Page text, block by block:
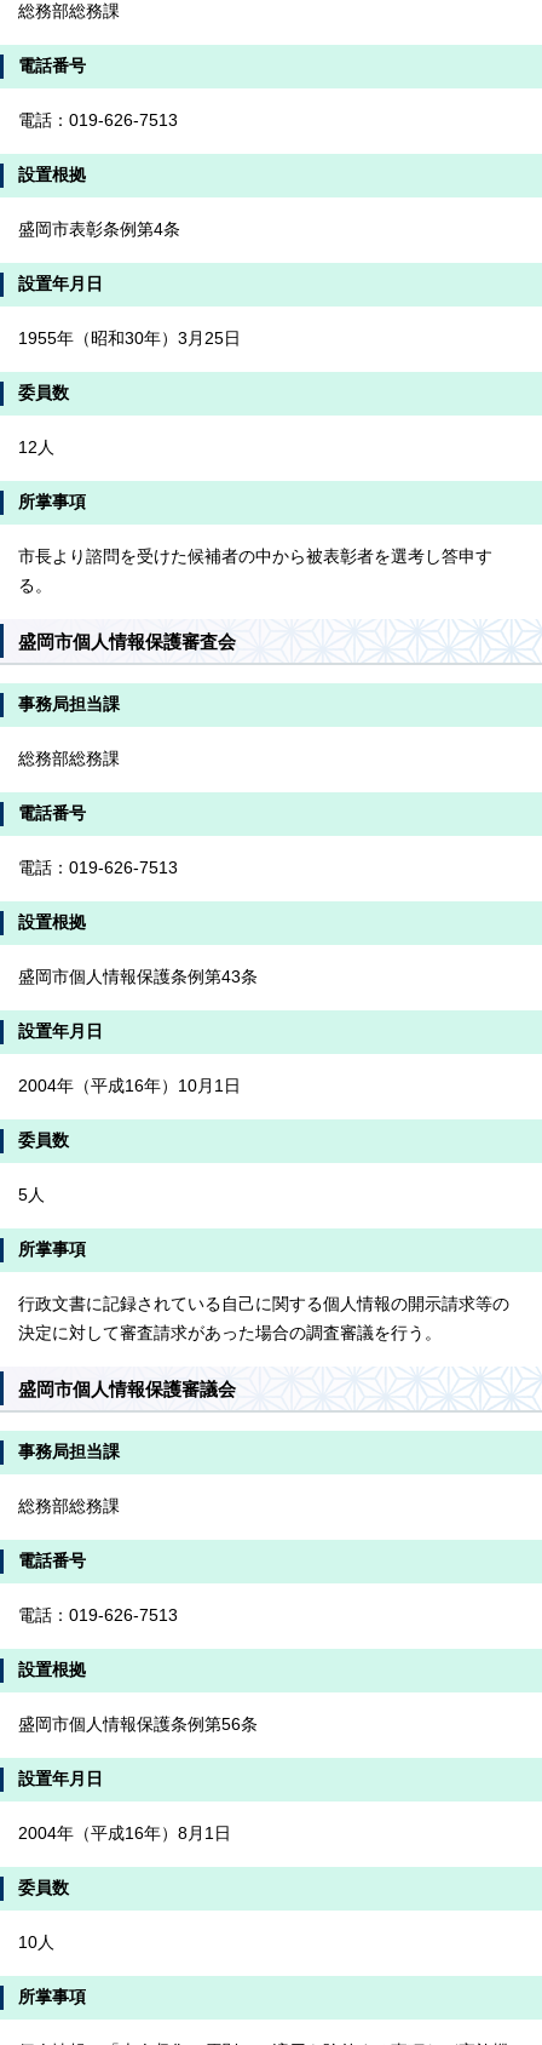
総務部総務課
電話番号
電話：019-626-7513
設置根拠
盛岡市表彰条例第4条
設置年月日
1955年（昭和30年）3月25日
委員数
12人
所掌事項
市長より諮問を受けた候補者の中から被表彰者を選考し答申す
る。
盛岡市個人情報保護審査会
事務局担当課
総務部総務課
電話番号
電話：019-626-7513
設置根拠
盛岡市個人情報保護条例第43条
設置年月日
2004年（平成16年）10月1日
委員数
5人
所掌事項
行政文書に記録されている自己に関する個人情報の開示請求等の
決定に対して審査請求があった場合の調査審議を行う。
盛岡市個人情報保護審議会
事務局担当課
総務部総務課
電話番号
電話：019-626-7513
設置根拠
盛岡市個人情報保護条例第56条
設置年月日
2004年（平成16年）8月1日
委員数
10人
所掌事項